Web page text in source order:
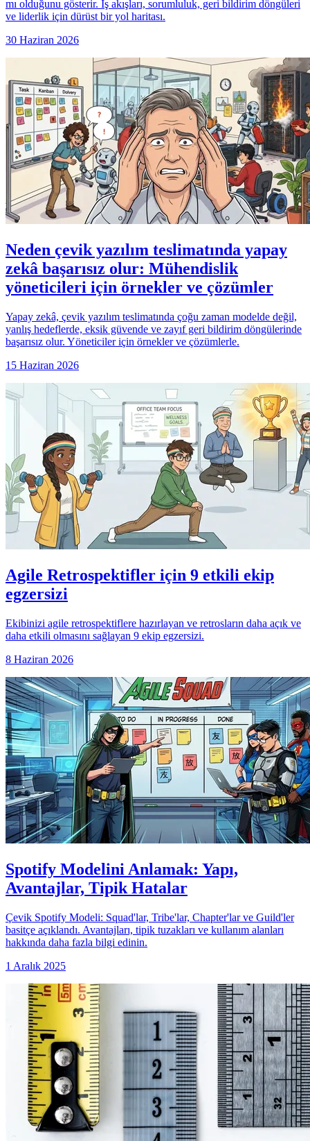
mı olduğunu gösterir. İş akışları, sorumluluk, geri bildirim döngüleri
ve liderlik için dürüst bir yol haritası.
30 Haziran 2026
Neden çevik yazılım teslimatında yapay
zekâ başarısız olur: Mühendislik
yöneticileri için örnekler ve çözümler
Yapay zekâ, çevik yazılım teslimatında çoğu zaman modelde değil,
yanlış hedeflerde, eksik güvende ve zayıf geri bildirim döngülerinde
başarısız olur. Yöneticiler için örnekler ve çözümlerle.
15 Haziran 2026
Agile Retrospektifler için 9 etkili ekip
egzersizi
Ekibinizi agile retrospektiflere hazırlayan ve retrosların daha açık ve
daha etkili olmasını sağlayan 9 ekip egzersizi.
8 Haziran 2026
Spotify Modelini Anlamak: Yapı,
Avantajlar, Tipik Hatalar
Çevik Spotify Modeli: Squad'lar, Tribe'lar, Chapter'lar ve Guild'ler
basitçe açıklandı. Avantajları, tipik tuzakları ve kullanım alanları
hakkında daha fazla bilgi edinin.
1 Aralık 2025